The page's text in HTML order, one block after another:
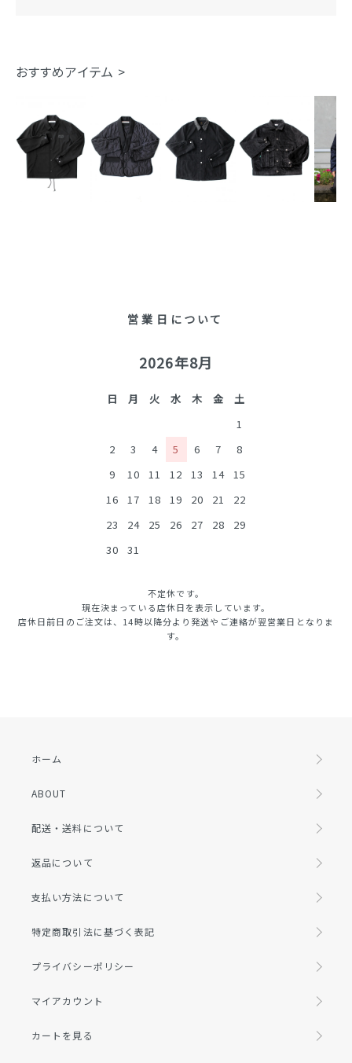
おすすめアイテム >
営業日について
2026年8月
日 月 火 水 木 金
土
1
2
3 4 5 6 7
8
9
10 11 12 13 14 15
16
17 18 19 20 21
22
23
24 25 26 27 28
29
30
31
不定休です。
現在決まっている店休日を表示しています。
店休日前日のご注文は、14時以降分より発送やご連絡が翌営業日となりま
す。
ホーム
ABOUT
配送・送料について
返品について
支払い方法について
特定商取引法に基づく表記
プライバシーポリシー
マイアカウント
カートを見る